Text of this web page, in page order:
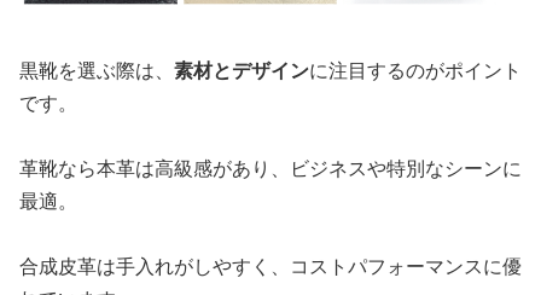
黒靴を選ぶ際は、 素材とデザインに注目するのがポイント
です。
革靴なら本革は高級感があり、ビジネスや特別なシーンに
最適。
合成皮革は手入れがしやすく、コストパフォーマンスに優